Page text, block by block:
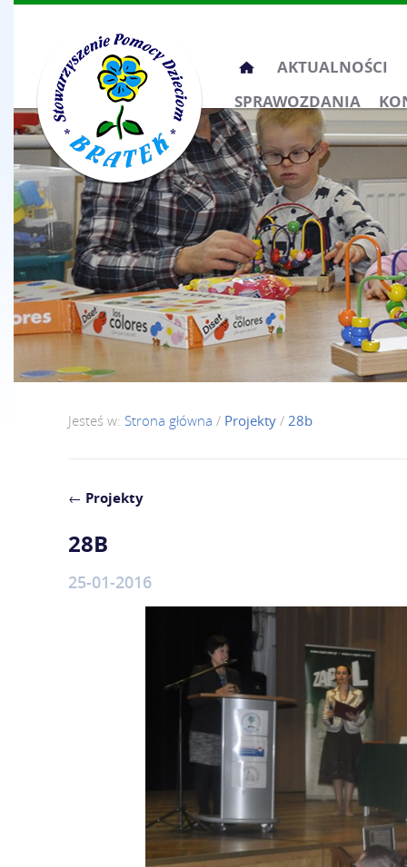
Przeskocz
do
treści
AKTUALNOŚCI
SPRAWOZDANIA
Jesteś w: Strona główna / Projekty / 28b
← Projekty
28B
25-01-2016